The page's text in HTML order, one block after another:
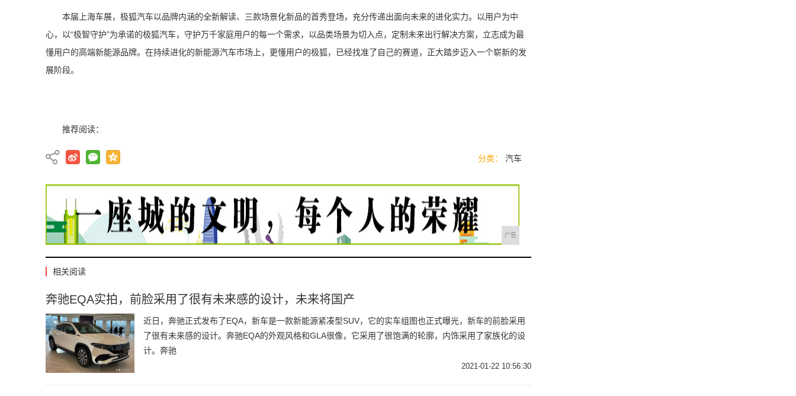
本届上海车展，极狐汽车以品牌内涵的全新解读、三款场景化新品的首秀登场，充分传递出面向未来的进化实力。以用户为中
心，以“极智守护”为承诺的极狐汽车，守护万千家庭用户的每一个需求，以品类场景为切入点，定制未来出行解决方案，立志成为最
懂用户的高端新能源品牌。在持续进化的新能源汽车市场上，更懂用户的极狐，已经找准了自己的赛道，正大踏步迈入一个崭新的发
展阶段。
推荐阅读：
分类： 汽车
广告
相关阅读
奔驰EQA实拍，前脸采用了很有未来感的设计，未来将国产
近日，奔驰正式发布了EQA，新车是一款新能源紧凑型SUV，它的实车组图也正式曝光，新车的前脸采用
了很有未来感的设计。奔驰EQA的外观风格和GLA很像，它采用了很饱满的轮廓，内饰采用了家族化的设
计。奔驰
2021-01-22 10:56:30